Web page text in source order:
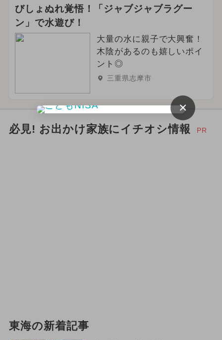
びしょぬれ覚悟！「ジャブジャブラグー
ン」で水遊び！
大量の水に親子で大興奮！
木陰があるのも嬉しいポイ
ント◎
三重県志摩市
必見! お出かけ家族にイチオシ情報 PR
東海の新着記事
×